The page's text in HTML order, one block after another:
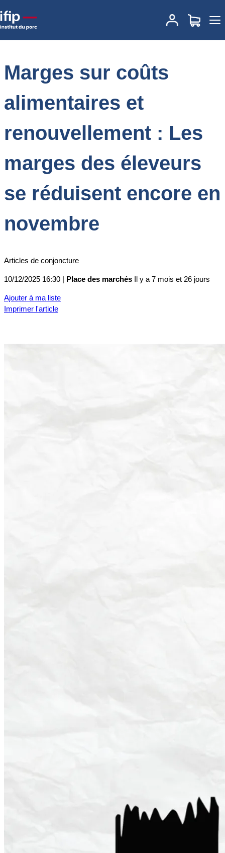
Accueil Actualités des marchés
Marges sur
coûts alimentaires et renouvellement : Les marges des éleveurs
Marges sur coûts
alimentaires et
renouvellement : Les
marges des éleveurs
se réduisent encore en
novembre
Articles de conjoncture
10/12/2025 16:30 | Place des marchés Il y a 7 mois et 26 jours
Ajouter à ma liste
Imprimer l'article